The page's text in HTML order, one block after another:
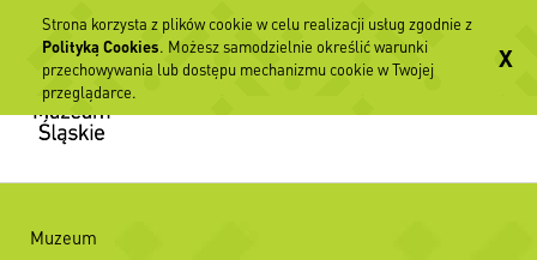
Muzeum
Strona korzysta z plików cookie w celu realizacji usług zgodnie z
Polityką Cookies. Możesz samodzielnie określić warunki
przechowywania lub dostępu mechanizmu cookie w Twojej
przeglądarce.
X